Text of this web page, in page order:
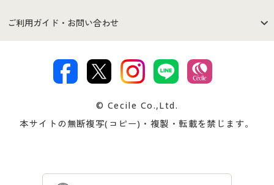
セシールご利用規約
著作権・商標について 会社案内
商品カテゴリ
プレゼント＆キャンペーン サイトマップ
ご利用ガイド・お問い合わせ
交換・返品は お支払は
ついて
忘れの場合
© Cecile Co.,Ltd.
本サイトの無断複写(コピー)・複製・転載を禁じます。